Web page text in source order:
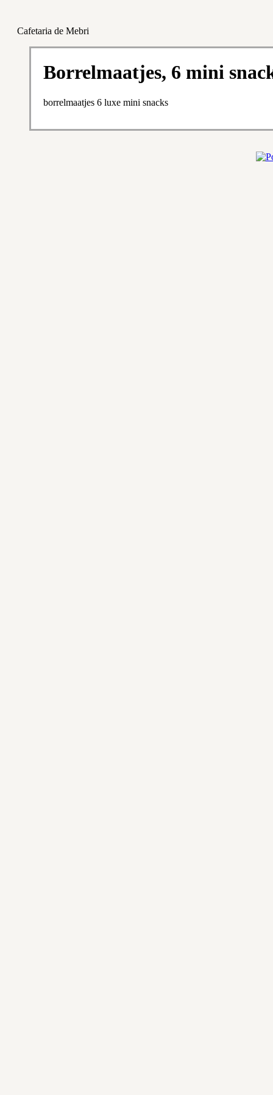
Cafetaria de Mebri
Borrelmaatjes, 6 mini
borrelmaatjes 6 luxe mini snacks